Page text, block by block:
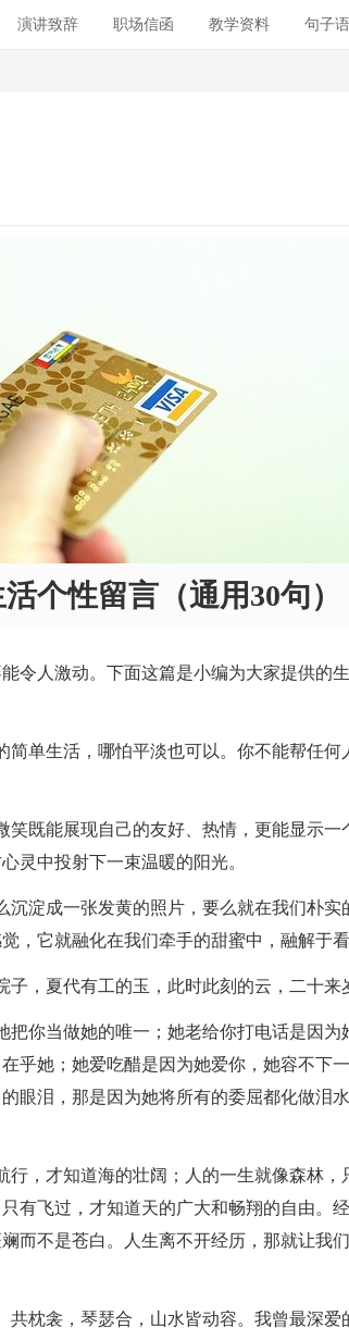
演讲致辞 职场信函 教学资料 句子
个性留言（通用30句）
令人激动。下面这篇是小编为大家提供的
简单生活，哪怕平淡也可以。你不能帮任何
笑既能展现自己的友好、热情，更能显示一
灵中投射下一束温暖的阳光。
沉淀成一张发黄的照片，要么就在我们朴实
，它就融化在我们牵手的甜蜜中，融解于看
，夏代有工的玉，此时此刻的云，二十来
把你当做她的唯一；她老给你打电话是因为
乎她；她爱吃醋是因为她爱你，她容不下
眼泪，那是因为她将所有的委屈都化做泪
行，才知道海的壮阔；人的一生就像森林，
有飞过，才知道天的广大和畅翔的自由。
而不是苍白。人生离不开经历，那就让我
共枕衾，琴瑟合，山水皆动容。我曾最深爱